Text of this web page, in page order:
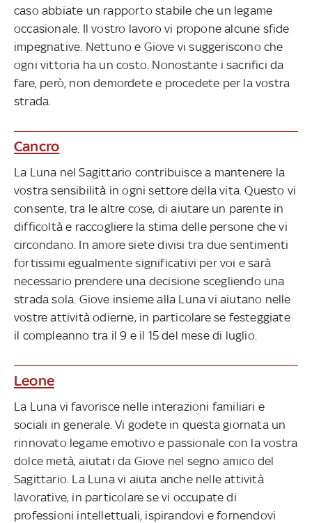
caso abbiate un rapporto stabile che un legame
occasionale. Il vostro lavoro vi propone alcune sfide
impegnative. Nettuno e Giove vi suggeriscono che
ogni vittoria ha un costo. Nonostante i sacrifici da
fare, però, non demordete e procedete per la vostra
strada.
Cancro
La Luna nel Sagittario contribuisce a mantenere la
vostra sensibilità in ogni settore della vita. Questo vi
consente, tra le altre cose, di aiutare un parente in
difficoltà e raccogliere la stima delle persone che vi
circondano. In amore siete divisi tra due sentimenti
fortissimi egualmente significativi per voi e sarà
necessario prendere una decisione scegliendo una
strada sola. Giove insieme alla Luna vi aiutano nelle
vostre attività odierne, in particolare se festeggiate
il compleanno tra il 9 e il 15 del mese di luglio.
Leone
La Luna vi favorisce nelle interazioni familiari e
sociali in generale. Vi godete in questa giornata un
rinnovato legame emotivo e passionale con la vostra
dolce metà, aiutati da Giove nel segno amico del
Sagittario. La Luna vi aiuta anche nelle attività
lavorative, in particolare se vi occupate di
professioni intellettuali, ispirandovi e fornendovi